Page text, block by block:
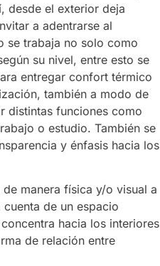
desde el exterior deja
a adentrarse al
se trabaja no solo como
su nivel, entre esto se
entregar confort térmico
también a modo de
distintas funciones como
o estudio. También se
y énfasis hacia los
manera física y/o visual a
de un espacio
hacia los interiores
de relación entre